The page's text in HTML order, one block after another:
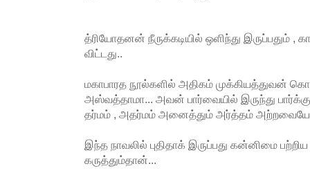
த்ரியோதனன் நீருக்கடியில் ஒளிந்து இருப்பதும் ,
விட்டது..
மகாபாரத நூல்களில் அதிகம் முக்கியத்துவன்
அஸ்வத்தாமா... அவன் பார்வையில் இருந்து
தர்மம் , அதர்மம் அனைத்தும் அர்த்தம் அற்றவையோ
இந்த நாவலில் புதிதாக் இருப்பது கன்னிமை
கருத்தும்தான்...